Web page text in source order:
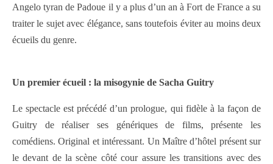
Angelo tyran de Padoue il y a plus d’un an à Fort de France a su
traiter le sujet avec élégance, sans toutefois éviter au moins deux
écueils du genre.
Un premier écueil : la misogynie de Sacha Guitry
Le spectacle est précédé d’un prologue, qui fidèle à la façon de
Guitry de réaliser ses génériques de films, présente les
comédiens. Original et intéressant. Un Maître d’hôtel présent sur
le devant de la scène côté cour assure les transitions avec des